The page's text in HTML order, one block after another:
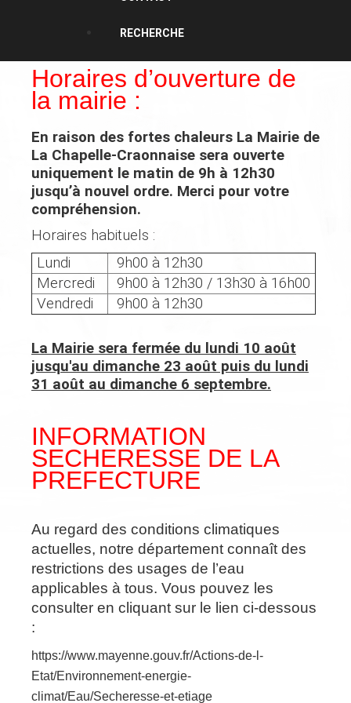
RECHERCHE
Horaires d’ouverture de
la mairie :
En raison des fortes chaleurs La Mairie de
La Chapelle-Craonnaise sera ouverte
uniquement le matin de 9h à 12h30
jusqu’à nouvel ordre. Merci pour votre
compréhension.
Horaires habituels :
Lundi
9h00 à 12h30
Mercredi
9h00 à 12h30 / 13h30 à 16h00
Vendredi
9h00 à 12h30
La Mairie sera fermée du lundi 10 août
jusqu'au dimanche 23 août puis du lundi
31 août au dimanche 6 septembre.
INFORMATION
SECHERESSE DE LA
PREFECTURE
Au regard des conditions climatiques
actuelles, notre département connaît des
restrictions des usages de l’eau
applicables à tous. Vous pouvez les
consulter en cliquant sur le lien ci-dessous
:
https://www.mayenne.gouv.fr/Actions-de-l-
Etat/Environnement-energie-
climat/Eau/Secheresse-et-etiage